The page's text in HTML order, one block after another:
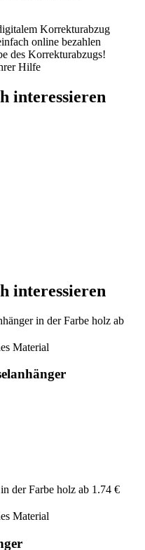
Korrekturabzug
online bezahlen
des Korrekturabzugs!
Hilfe
interessieren
interessieren
Material
Material